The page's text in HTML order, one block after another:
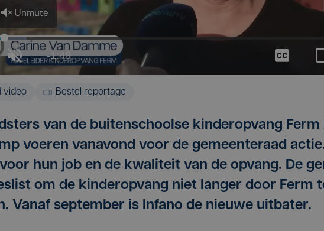
video Bestel reportage
van de buitenschoolse kinderopvang Ferm
voeren vanavond voor de gemeenteraad
hun job en de kwaliteit van de opvang. De
om de kinderopvang niet langer door Ferm
Vanaf september is Infano de nieuwe uitbater.